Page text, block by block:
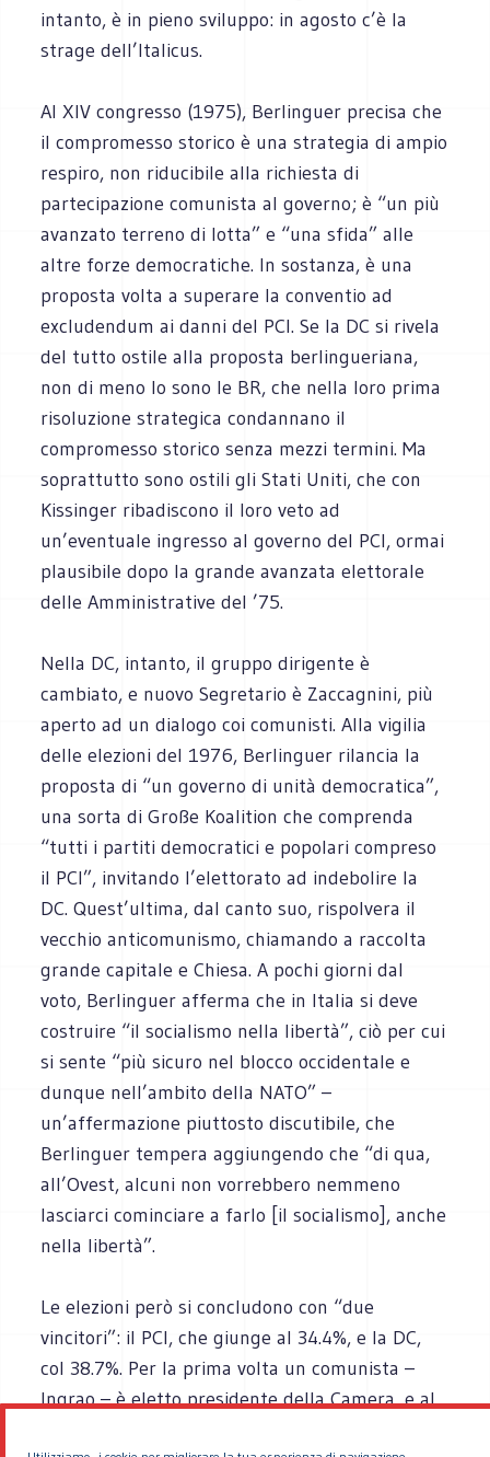
intanto, è in pieno sviluppo: in agosto c’è la
strage dell’Italicus.
Al XIV congresso (1975), Berlinguer precisa che
il compromesso storico è una strategia di ampio
respiro, non riducibile alla richiesta di
partecipazione comunista al governo; è “un più
avanzato terreno di lotta” e “una sfida” alle
altre forze democratiche. In sostanza, è una
proposta volta a superare la conventio ad
excludendum ai danni del PCI. Se la DC si rivela
del tutto ostile alla proposta berlingueriana,
non di meno lo sono le BR, che nella loro prima
risoluzione strategica condannano il
compromesso storico senza mezzi termini. Ma
soprattutto sono ostili gli Stati Uniti, che con
Kissinger ribadiscono il loro veto ad
un’eventuale ingresso al governo del PCI, ormai
plausibile dopo la grande avanzata elettorale
delle Amministrative del ’75.
Nella DC, intanto, il gruppo dirigente è
cambiato, e nuovo Segretario è Zaccagnini, più
aperto ad un dialogo coi comunisti. Alla vigilia
delle elezioni del 1976, Berlinguer rilancia la
proposta di “un governo di unità democratica”,
una sorta di Große Koalition che comprenda
“tutti i partiti democratici e popolari compreso
il PCI”, invitando l’elettorato ad indebolire la
DC. Quest’ultima, dal canto suo, rispolvera il
vecchio anticomunismo, chiamando a raccolta
grande capitale e Chiesa. A pochi giorni dal
voto, Berlinguer afferma che in Italia si deve
costruire “il socialismo nella libertà”, ciò per cui
si sente “più sicuro nel blocco occidentale e
dunque nell’ambito della NATO” –
un’affermazione piuttosto discutibile, che
Berlinguer tempera aggiungendo che “di qua,
all’Ovest, alcuni non vorrebbero nemmeno
lasciarci cominciare a farlo [il socialismo], anche
nella libertà”.
Le elezioni però si concludono con “due
vincitori”: il PCI, che giunge al 34.4%, e la DC,
col 38.7%. Per la prima volta un comunista –
Ingrao – è eletto presidente della Camera, e al